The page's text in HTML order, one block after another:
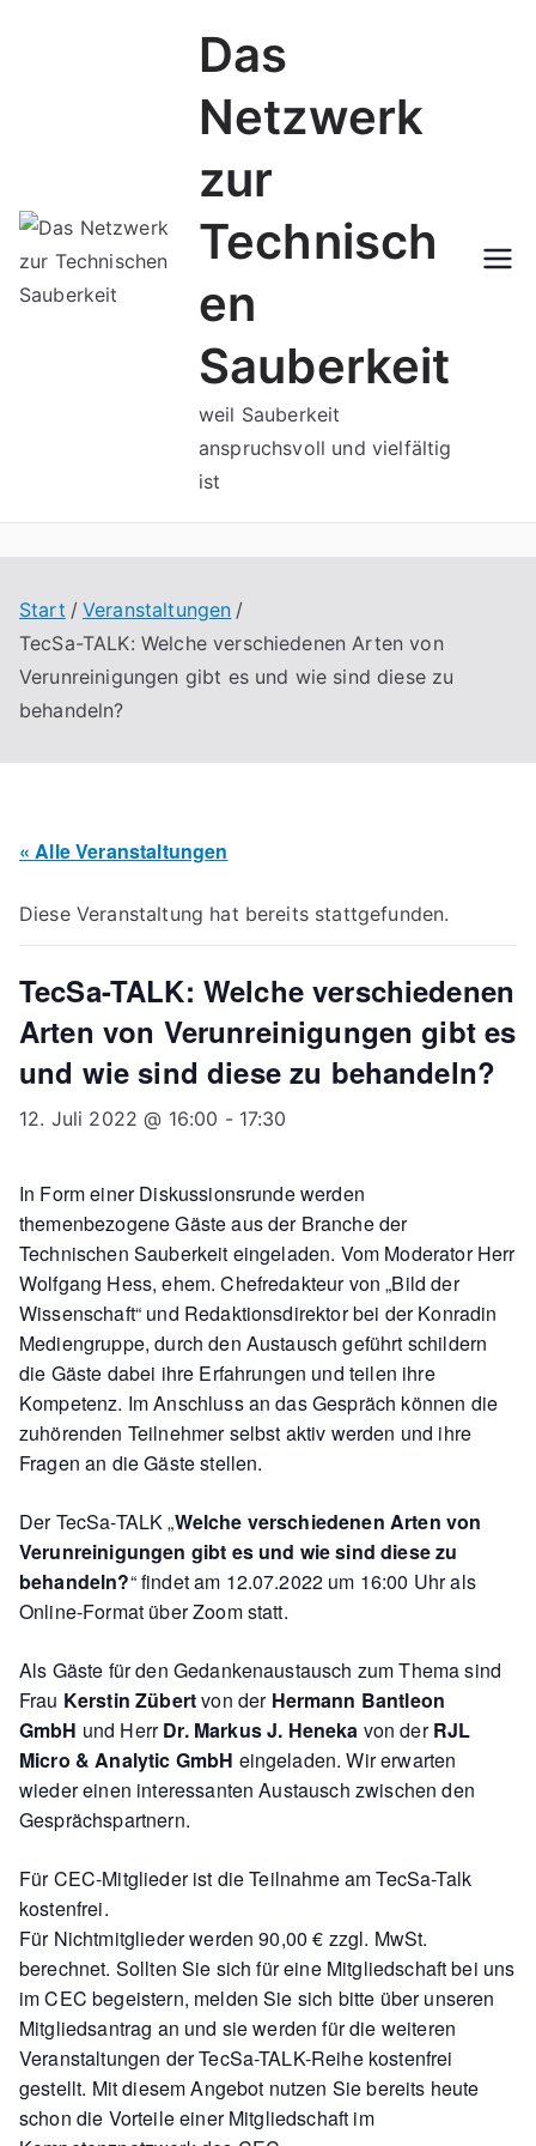
Das
Netzwerk
zur
Technisch
en
Sauberkeit
weil Sauberkeit
anspruchsvoll und vielfältig
ist
Start
Veranstaltungen
TecSa-TALK: Welche verschiedenen Arten von
Verunreinigungen gibt es und wie sind diese zu
behandeln?
« Alle Veranstaltungen
Diese Veranstaltung hat bereits stattgefunden.
TecSa-TALK: Welche verschiedenen
Arten von Verunreinigungen gibt es
und wie sind diese zu behandeln?
12. Juli 2022 @ 16:00 - 17:30
In Form einer Diskussionsrunde werden
themenbezogene Gäste aus der Branche der
Technischen Sauberkeit eingeladen. Vom Moderator Herr
Wolfgang Hess, ehem. Chefredakteur von „Bild der
Wissenschaft“ und Redaktionsdirektor bei der Konradin
Mediengruppe, durch den Austausch geführt schildern
die Gäste dabei ihre Erfahrungen und teilen ihre
Kompetenz. Im Anschluss an das Gespräch können die
zuhörenden Teilnehmer selbst aktiv werden und ihre
Fragen an die Gäste stellen.
Der TecSa-TALK „Welche verschiedenen Arten von
Verunreinigungen gibt es und wie sind diese zu
behandeln?“ findet am 12.07.2022 um 16:00 Uhr als
Online-Format über Zoom statt.
Als Gäste für den Gedankenaustausch zum Thema sind
Frau Kerstin Zübertvon der Hermann Bantleon
GmbH und HerrDr. Markus J. Heneka von derRJL
Micro & Analytic GmbH eingeladen. Wir erwarten
wieder einen interessanten Austausch zwischen den
Gesprächspartnern.
Für CEC-Mitglieder ist die Teilnahme am TecSa-Talk
kostenfrei.
Für Nichtmitglieder werden 90,00 € zzgl. MwSt.
berechnet. Sollten Sie sich für eine Mitgliedschaft bei uns
im CEC begeistern, melden Sie sich bitte über unseren
Mitgliedsantrag an und sie werden für die weiteren
Veranstaltungen der TecSa-TALK-Reihe kostenfrei
gestellt. Mit diesem Angebot nutzen Sie bereits heute
schon die Vorteile einer Mitgliedschaft im